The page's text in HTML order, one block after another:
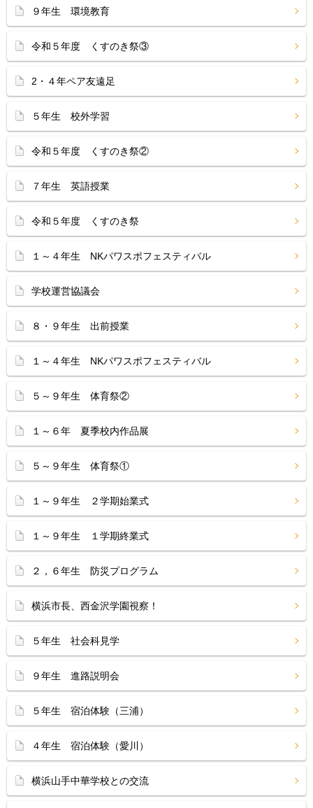
９年生 環境教育
令和５年度 くすのき祭③
2・４年ペア友遠足
５年生 校外学習
令和５年度 くすのき祭②
７年生 英語授業
令和５年度 くすのき祭
１～４年生 NKパワスポフェスティバル
学校運営協議会
８・９年生 出前授業
１～４年生 NKパワスポフェスティバル
５～９年生 体育祭②
１～６年 夏季校内作品展
５～９年生 体育祭①
１～９年生 ２学期始業式
１～９年生 １学期終業式
２，６年生 防災プログラム
横浜市長、西金沢学園視察！
５年生 社会科見学
９年生 進路説明会
５年生 宿泊体験（三浦）
４年生 宿泊体験（愛川）
横浜山手中華学校との交流